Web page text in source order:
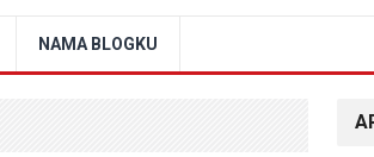
NAMA BLOGKU